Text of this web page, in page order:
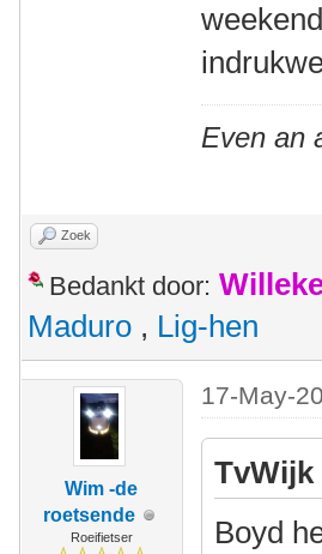
Even an
Zoek
Bedankt door:
Maduro , Lig-hen
Wim -de
roetsende
Roeifietser
17-May-
TvWijk
Boyd